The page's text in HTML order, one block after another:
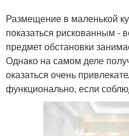
Размещение в маленькой
показаться рискованным -
предмет обстановки
Однако на самом деле
оказаться очень
функционально, если